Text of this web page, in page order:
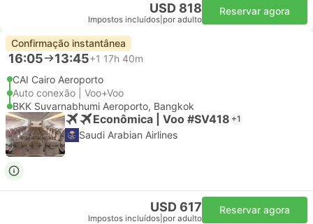
USD 818
Impostos incluídos por adulto
Reservar agora
Confirmação instantânea
16:05 13:45+1 17h 40m
CAI Cairo Aeroporto
Auto conexão | Voo+Voo
BKK Suvarnabhumi Aeroporto, Bangkok
Econômica | Voo #SV418 +1
Saudi Arabian Airlines
USD 617
Impostos incluídos por adulto
Reservar agora